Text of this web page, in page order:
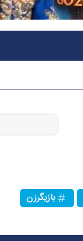
بازیگرزن